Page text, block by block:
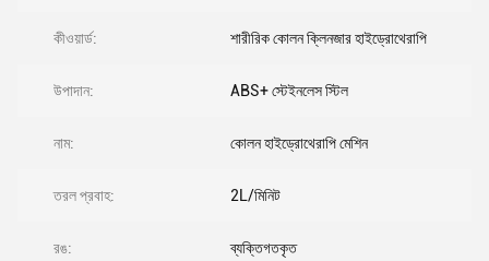
কীওয়ার্ড: শারীরিক কোলন ক্লিনজার হাইড্রোথেরাপি
উপাদান: ABS+ স্টেইনলেস স্টিল
নাম: কোলন হাইড্রোথেরাপি মেশিন
তরল প্রবাহ: 2L/মিনিট
রঙ: ব্যক্তিগতকৃত